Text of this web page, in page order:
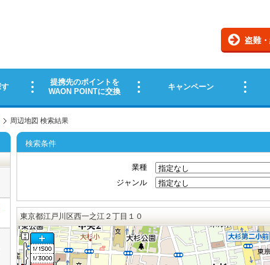
周辺地図 検索結果
検索条件
業種
ジャンル
東京都江戸川区西一之江２丁目１０